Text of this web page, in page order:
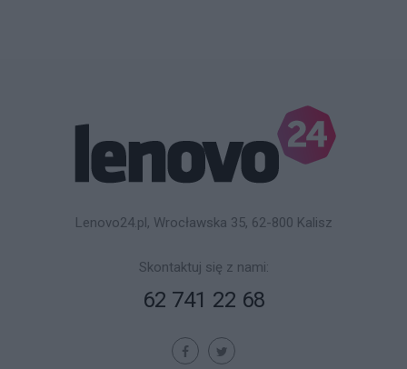
Lenovo24.pl, Wrocławska 35, 62-800 Kalisz
Skontaktuj się z nami:
62 741 22 68